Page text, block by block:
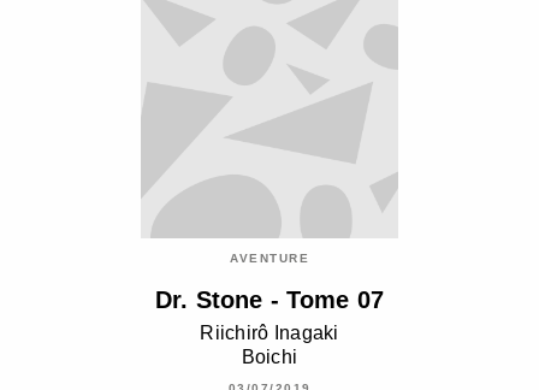
AVENTURE
Dr. Stone - Tome 07
Riichirô Inagaki
Boichi